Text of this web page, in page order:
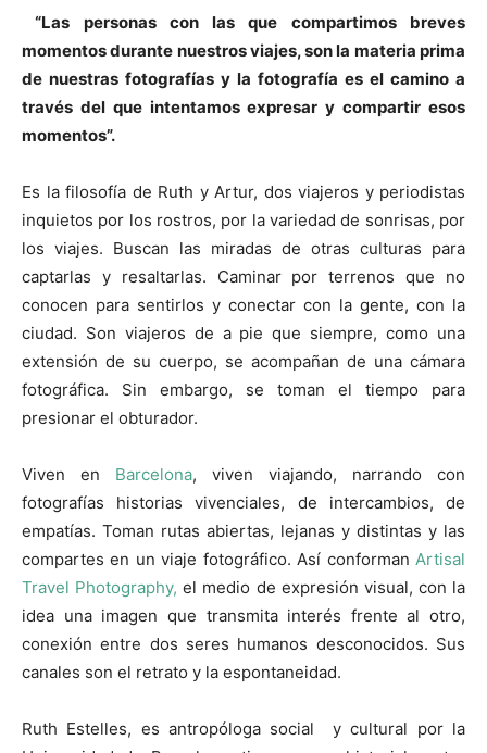
“Las personas con las que compartimos breves
momentos durante nuestros viajes, son la materia prima
de nuestras fotografías y la fotografía es el camino a
través del que intentamos expresar y compartir esos
momentos”.
Es la filosofía de Ruth y Artur, dos viajeros y periodistas
inquietos por los rostros, por la variedad de sonrisas, por
los viajes. Buscan las miradas de otras culturas para
captarlas y resaltarlas. Caminar por terrenos que no
conocen para sentirlos y conectar con la gente, con la
ciudad. Son viajeros de a pie que siempre, como una
extensión de su cuerpo, se acompañan de una cámara
fotográfica. Sin embargo, se toman el tiempo para
presionar el obturador.
Viven en Barcelona, viven viajando, narrando con
fotografías historias vivenciales, de intercambios, de
empatías. Toman rutas abiertas, lejanas y distintas y las
compartes en un viaje fotográfico. Así conforman Artisal
Travel Photography, el medio de expresión visual, con la
idea una imagen que transmita interés frente al otro,
conexión entre dos seres humanos desconocidos. Sus
canales son el retrato y la espontaneidad.
Ruth Estelles, es antropóloga social y cultural por la